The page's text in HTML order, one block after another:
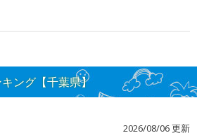
ング【千葉県】
2026/08/06 更新